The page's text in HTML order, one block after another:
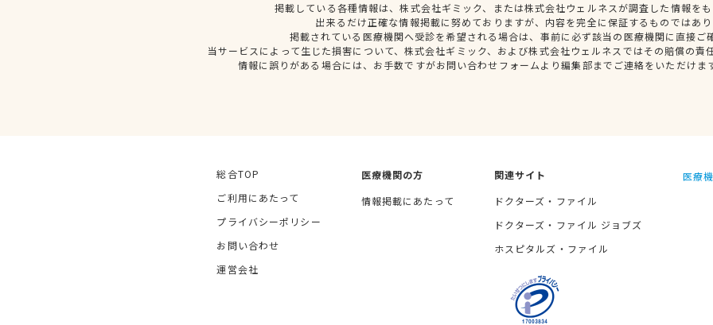
掲載している各種情報は、株式会社ギミック、または株式会社ウェルネスが調査した情報を
出来るだけ正確な情報掲載に努めておりますが、内容を完全に保証するものではあ
掲載されている医療機関へ受診を希望される場合は、事前に必ず該当の医療機関に直接ご
当サービスによって生じた損害について、株式会社ギミック、および株式会社ウェルネスではその賠償の責
情報に誤りがある場合には、お手数ですがお問い合わせフォームより編集部までご連絡をいただけま
総合TOP
ご利用にあたって
プライバシーポリシー
お問い合わせ
運営会社
医療機関の方
情報掲載にあたって
関連サイト
ドクターズ・ファイル
ドクターズ・ファイル ジョブズ
ホスピタルズ・ファイル
医療